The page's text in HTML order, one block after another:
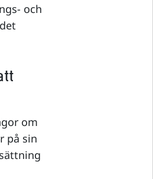
och
om
på sin